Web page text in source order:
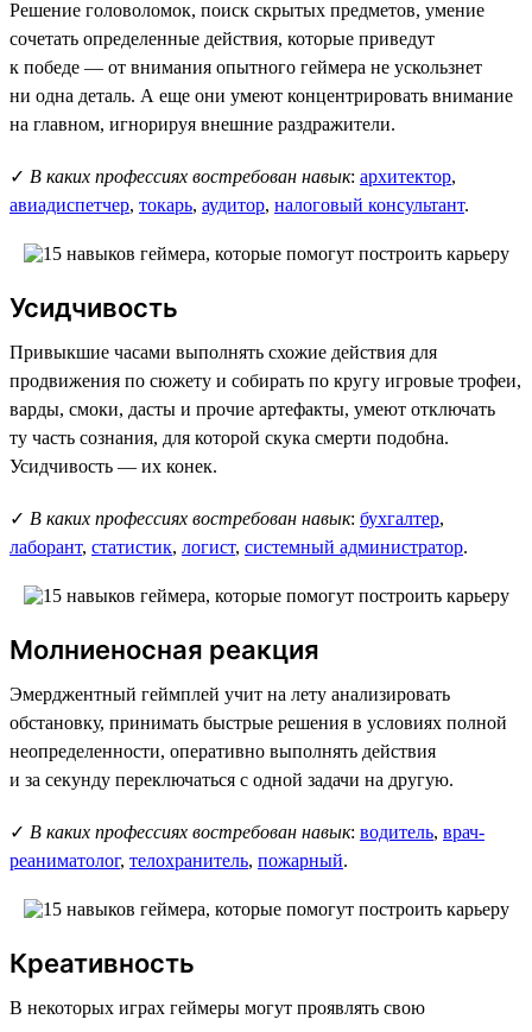
Решение головоломок, поиск скрытых предметов, умение
сочетать определенные действия, которые приведут
к победе — от внимания опытного геймера не ускользнет
ни одна деталь. А еще они умеют концентрировать внимание
на главном, игнорируя внешние раздражители.
✓ В каких профессиях востребован навык: архитектор,
авиадиспетчер, токарь, аудитор, налоговый консультант.
Усидчивость
Привыкшие часами выполнять схожие действия для
продвижения по сюжету и собирать по кругу игровые трофеи,
варды, смоки, дасты и прочие артефакты, умеют отключать
ту часть сознания, для которой скука смерти подобна.
Усидчивость — их конек.
✓ В каких профессиях востребован навык: бухгалтер,
лаборант, статистик, логист, системный администратор.
Молниеносная реакция
Эмерджентный геймплей учит на лету анализировать
обстановку, принимать быстрые решения в условиях полной
неопределенности, оперативно выполнять действия
и за секунду переключаться с одной задачи на другую.
✓ В каких профессиях востребован навык: водитель, врач-
реаниматолог, телохранитель, пожарный.
Креативность
В некоторых играх геймеры могут проявлять свою